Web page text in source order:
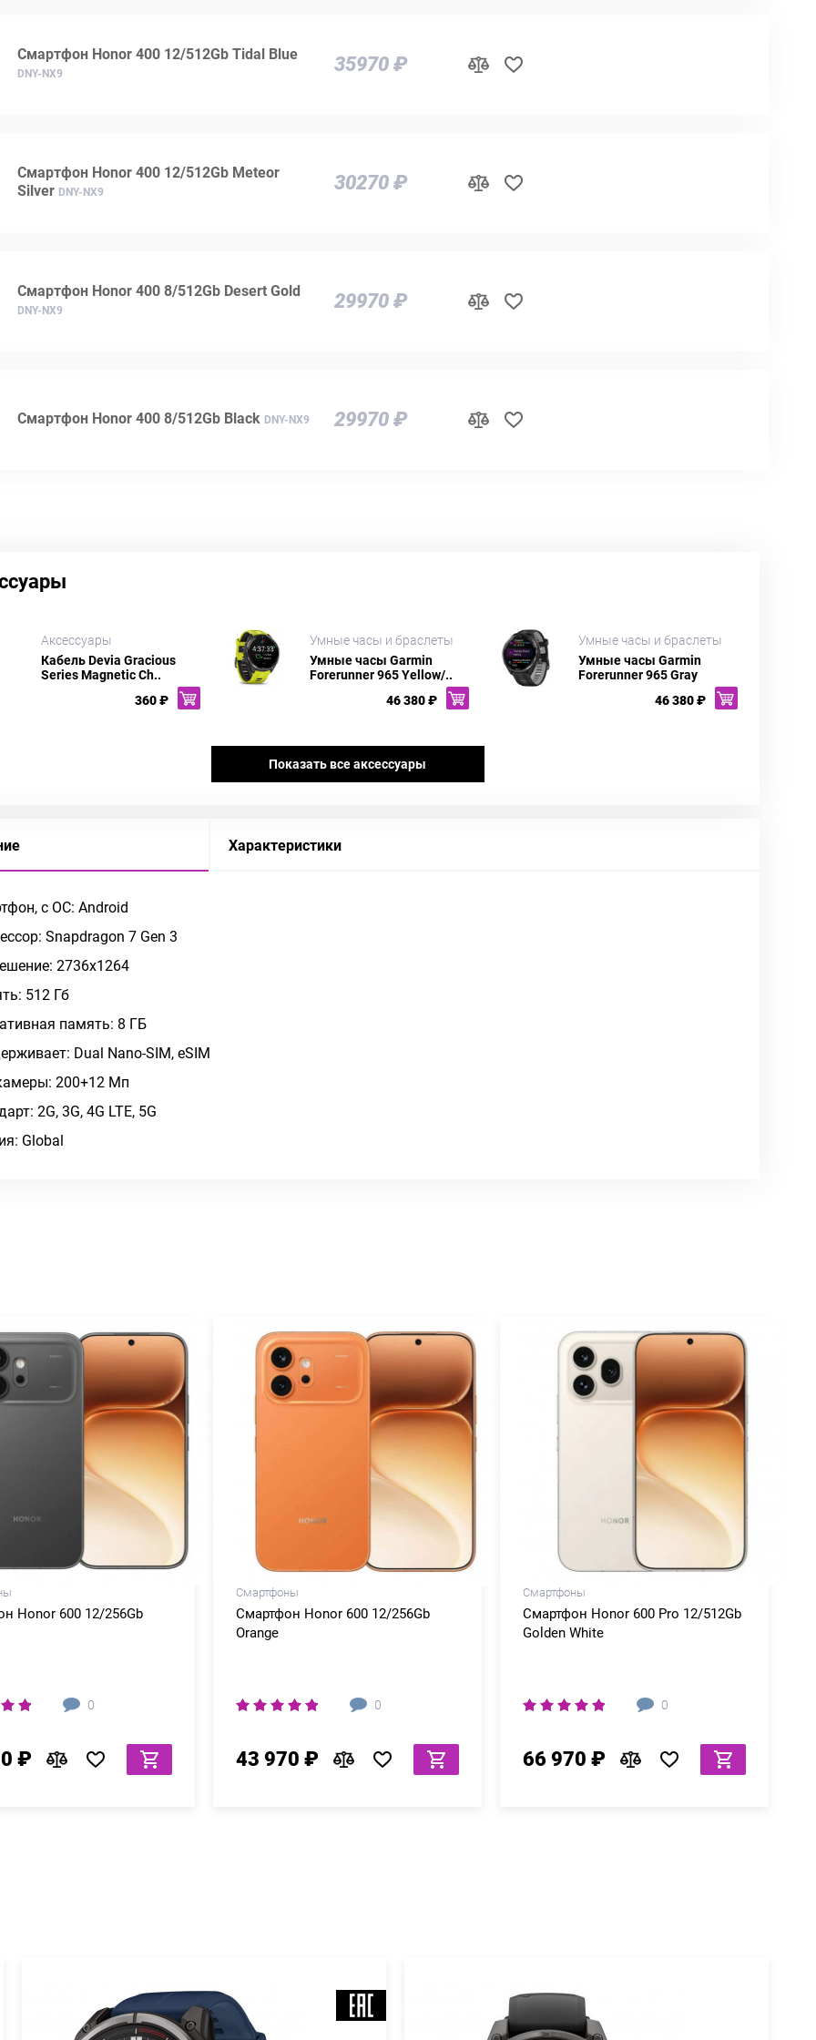
Смартфон Honor 400 12/512Gb Tidal Blue
DNY-NX9 35970 ₽
Смартфон Honor 400 12/512Gb Meteor
Silver DNY-NX9 30270 ₽
Смартфон Honor 400 8/512Gb Desert Gold
DNY-NX9 29970 ₽
Смартфон Honor 400 8/512Gb Black DNY-NX9 29970 ₽
Аксессуары
Кабель Devia Gracious
Series Magnetic Ch..
360 ₽
Умные часы и браслеты
Умные часы Garmin
Forerunner 965 Yellow/..
46 380 ₽
Умные часы и браслеты
Умные часы Garmin
Forerunner 965 Gray
46 380 ₽
Показать все аксессуары
Характеристики
c ОС: Android
Snapdragon 7 Gen 3
2736x1264
512 Гб
память: 8 ГБ
Dual Nano-SIM, eSIM
200+12 Мп
2G, 3G, 4G LTE, 5G
Global
Honor 600 12/256Gb
0
₽
Смартфоны
Смартфон Honor 600 12/256Gb
Orange
0
43 970 ₽
Смартфоны
Смартфон Honor 600 Pro 12/512Gb
Golden White
0
66 970 ₽